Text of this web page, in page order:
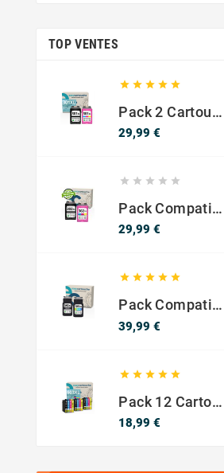
TOP VENTES
    
Pack 2 Cartouches Compatible Avec HP 301 XL Noir Et Couleur
29,99 €
    
Pack Compatible Avec HP 302 XL Noir Et Couleur - SANS NIVEAU ENCRE
29,99 €
    
Pack Compatible Canon PG-540 XL / CL-541 XL – Noir & Couleur – Haute Capacité
39,99 €
    
Pack 12 Cartouches Compatible EPSON 603XL
18,99 €